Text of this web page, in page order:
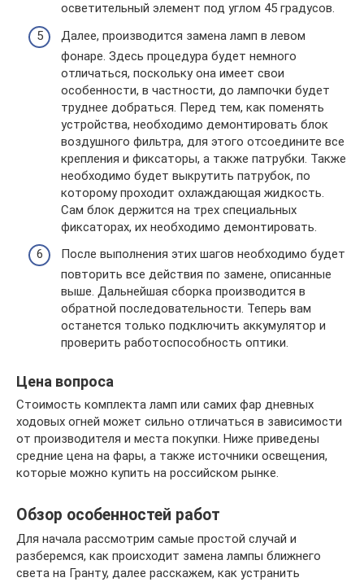
осветительный элемент под углом 45 градусов.
Далее, производится замена ламп в левом
фонаре. Здесь процедура будет немного
отличаться, поскольку она имеет свои
особенности, в частности, до лампочки будет
труднее добраться. Перед тем, как поменять
устройства, необходимо демонтировать блок
воздушного фильтра, для этого отсоедините все
крепления и фиксаторы, а также патрубки. Также
необходимо будет выкрутить патрубок, по
которому проходит охлаждающая жидкость.
Сам блок держится на трех специальных
фиксаторах, их необходимо демонтировать.
После выполнения этих шагов необходимо будет
повторить все действия по замене, описанные
выше. Дальнейшая сборка производится в
обратной последовательности. Теперь вам
останется только подключить аккумулятор и
проверить работоспособность оптики.
Цена вопроса
Стоимость комплекта ламп или самих фар дневных
ходовых огней может сильно отличаться в зависимости
от производителя и места покупки. Ниже приведены
средние цена на фары, а также источники освещения,
которые можно купить на российском рынке.
Обзор особенностей работ
Для начала рассмотрим самые простой случай и
разберемся, как происходит замена лампы ближнего
света на Гранту, далее расскажем, как устранить